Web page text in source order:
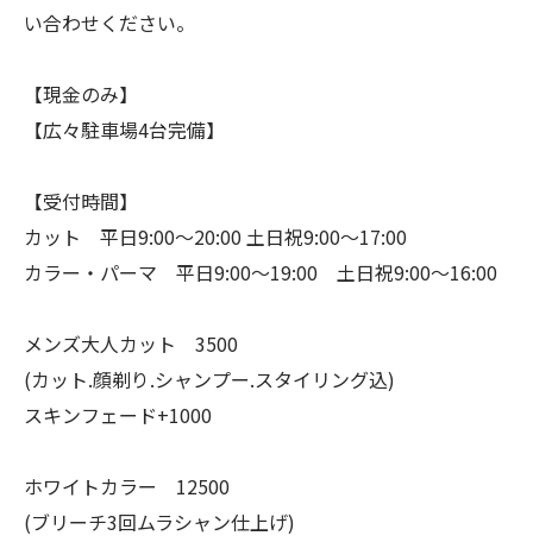
い合わせください。
【現金のみ】
【広々駐車場4台完備】
【受付時間】
カット 平日9:00〜20:00 土日祝9:00〜17:00
カラー・パーマ 平日9:00〜19:00 土日祝9:00〜16:00
メンズ大人カット 3500
(カット.顔剃り.シャンプー.スタイリング込)
スキンフェード+1000
ホワイトカラー 12500
(ブリーチ3回ムラシャン仕上げ)